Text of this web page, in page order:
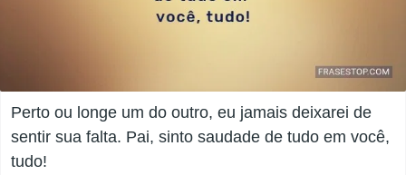
Perto ou longe um do outro, eu jamais deixarei de
sentir sua falta. Pai, sinto saudade de tudo em você,
tudo!